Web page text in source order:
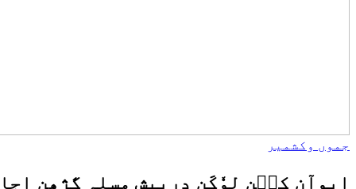
جموں وکشمیر
ایوآن کٮ۪ن لوٗکَن درپیش مسلہٕ گژھن